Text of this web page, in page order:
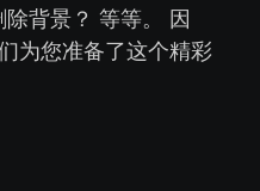
背景？ 等等。 因
为您准备了这个精彩